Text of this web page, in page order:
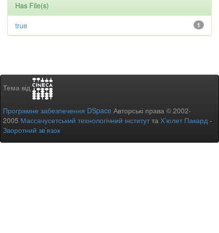
Has File(s)
1
true
Тема від
Програмне забезпечення DSpace Авторські права © 2002-
2005 Массачусетський технологічний інститутта Х’юлет Пакард -
Зворотний зв’язок